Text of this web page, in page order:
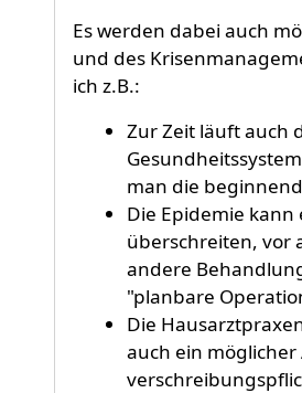
Es werden dabei auch
und des
ich z.B.:
Zur Zeit läuft auch
man die
Die Epidemie
überschreiten, vor
andere
"planbare
Die
auch ein